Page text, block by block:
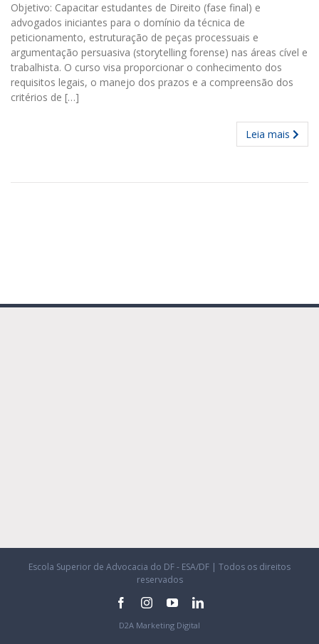
Objetivo: Capacitar estudantes de Direito (fase final) e
advogados iniciantes para o domínio da técnica de
peticionamento, estruturação de peças processuais e
argumentação persuasiva (storytelling forense) nas áreas cível e
trabalhista. O curso visa proporcionar o conhecimento dos
requisitos legais, o manejo dos prazos e a compreensão dos
critérios de […]
Leia mais
Escola Superior de Advocacia do DF - ESA/DF | Todos os direitos
reservados
facebookinstagram
youtubelinkedin
D2A Marketing Digital